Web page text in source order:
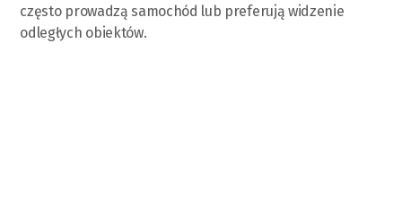
często prowadzą samochód lub preferują widzenie
odległych obiektów.